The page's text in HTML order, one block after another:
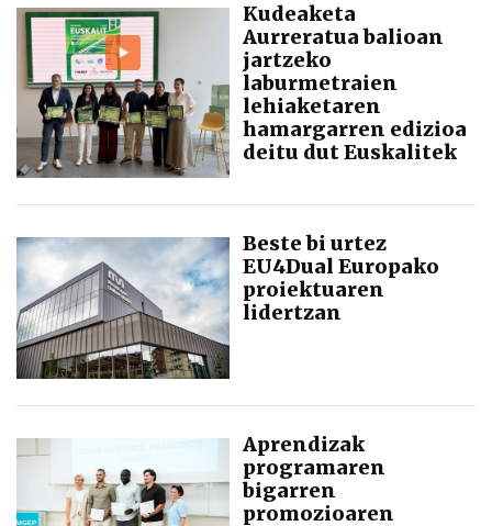
Kudeaketa
Aurreratua balioan
jartzeko
laburmetraien
lehiaketaren
hamargarren edizioa
deitu dut Euskalitek
Beste bi urtez
EU4Dual Europako
proiektuaren
lidertzan
Aprendizak
programaren
bigarren
promozioaren